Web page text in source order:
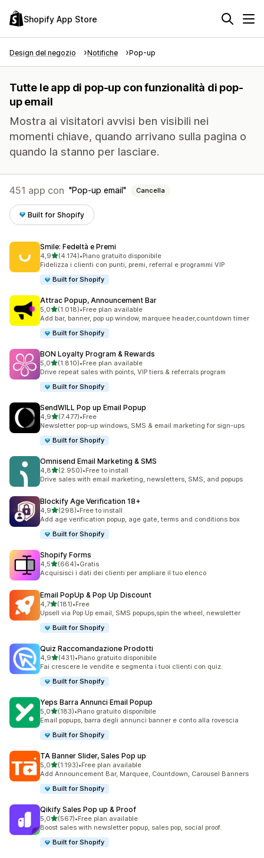
Shopify App Store
Design del negozio Notifiche Pop-up
Tutte le app di pop-up con funzionalità di pop-
up email
Mostra ai visitatori avvisi ben visibili nei
momenti chiave, quando arrivano sulla pagina o
quando la stanno per lasciare.
451 app con Pop-up email Cancella
Built for Shopify
Smile: Fedeltà e Premi
4,9stelle su 5
(4.174)
4174 recensioni totali
•Piano gratuito disponibile
Fidelizza i clienti con punti, premi, referral e programmi VIP
Built for Shopify
Attrac Popup, Announcement Bar
5,0stelle su 5
(1.018)
1018 recensioni totali
•Free plan available
Add bar, banner, pop up window, marquee header,countdown timer
Built for Shopify
BON Loyalty Program & Rewards
5,0stelle su 5
(1.810)
1810 recensioni totali
•Free plan available
Drive repeat sales with points, VIP tiers & referrals program
Built for Shopify
SendWILL Pop up Email Popup
4,9stelle su 5
(7.477)
7477 recensioni totali
•Free
Newsletter pop-up windows, SMS & email marketing for sign-ups
Built for Shopify
Omnisend Email Marketing & SMS
4,8stelle su 5
(2.950)
2950 recensioni totali
•Free to install
Drive sales with email marketing, newsletters, SMS, and popups
Blockify Age Verification 18+
4,9stelle su 5
(298)
298 recensioni totali
•Free to install
Add age verification popup, age gate, terms and conditions box
Built for Shopify
Shopify Forms
4,5stelle su 5
(664)
664 recensioni totali
•Gratis
Acquisisci i dati dei clienti per ampliare il tuo elenco
Email PopUp & Pop Up Discount
4,7stelle su 5
(181)
181 recensioni totali
•Free
Upsell via Pop Up email, SMS popups,spin the wheel, newsletter
Built for Shopify
Quiz Raccomandazione Prodotti
4,9stelle su 5
(431)
431 recensioni totali
•Piano gratuito disponibile
Fai crescere le vendite e segmenta i tuoi clienti con quiz.
Built for Shopify
Yeps Barra Annunci Email Popup
5,0stelle su 5
(183)
183 recensioni totali
•Piano gratuito disponibile
Email popups, barra degli annunci banner e conto alla rovescia
Built for Shopify
TA Banner Slider, Sales Pop up
5,0stelle su 5
(1.193)
1193 recensioni totali
•Free plan available
Add Announcement Bar, Marquee, Countdown, Carousel Banners
Built for Shopify
Qikify Sales Pop up & Proof
5,0stelle su 5
(567)
567 recensioni totali
•Free plan available
Boost sales with newsletter popup, sales pop, social proof.
Built for Shopify